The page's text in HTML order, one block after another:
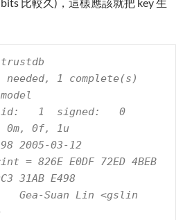
1 complete(s)
1  signed:   0
0f, 1u
2005-03-12
31AB E498
Suan Lin <gslin